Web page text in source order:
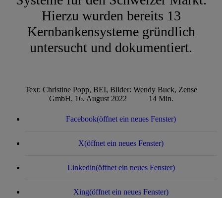
Hierzu wurden bereits 13
Kernbankensysteme gründlich
untersucht und dokumentiert.
Text: Christine Popp, BEI, Bilder: Wendy Buck, Zense
GmbH, 16. August 2022
14 Min.
Facebook(öffnet ein neues Fenster)
X(öffnet ein neues Fenster)
Linkedin(öffnet ein neues Fenster)
Xing(öffnet ein neues Fenster)